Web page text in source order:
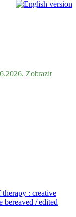
Zobrazit
: creative
bereaved / edited